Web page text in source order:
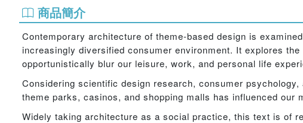
商品簡介
Contemporary architecture of theme-based design is
increasingly diversified consumer environment. It explores
opportunistically blur our leisure, work, and personal life
Considering scientific design research, consumer
theme parks, casinos, and shopping malls has influenced
Widely taking architecture as a social practice, this text is of